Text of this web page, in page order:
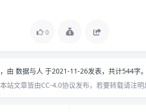
0
由 数据与人 于2021-11-26发表，共计544字。
站文章皆由CC-4.0协议发布，若要转载请注明